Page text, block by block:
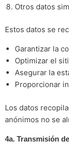
Otros datos
Estos datos se
Garantizar la
Optimizar el
Asegurar la
Proporcionar
Los datos
anónimos no se
4a. Transmisión